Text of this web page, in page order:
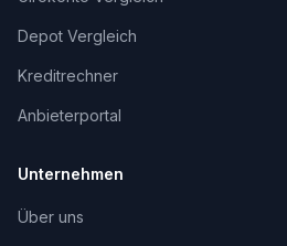
Depot Vergleich
Kreditrechner
Anbieterportal
Unternehmen
Über uns